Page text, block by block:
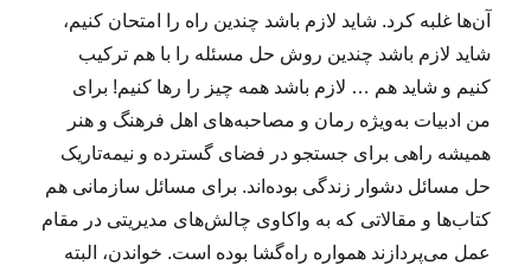
آن‌ها غلبه کرد. شاید لازم باشد چندین راه را امتحان کنیم،
شاید لازم باشد چندین روش حل مسئله را با هم ترکیب
کنیم و شاید هم … لازم باشد همه چیز را رها کنیم! برای
من ادبیات به‌ویژه رمان و مصاحبه‌های اهل فرهنگ و هنر
همیشه راهی برای جستجو در فضای گسترده و نیمه‌تاریک
حل مسائل دشوار زندگی بوده‌اند. برای مسائل سازمانی هم
کتاب‌ها و مقالاتی که به واکاوی چالش‌های مدیریتی در مقام
عمل می‌پردازند همواره راه‌گشا بوده است. خواندن، البته